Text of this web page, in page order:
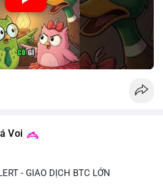
Voi
- GIAO DỊCH BTC LỚN